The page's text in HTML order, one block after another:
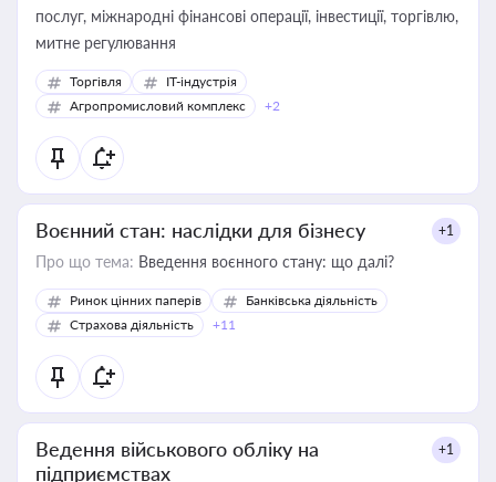
послуг, міжнародні фінансові операції, інвестиції, торгівлю,
митне регулювання
Торгівля
IT-індустрія
Агропромисловий комплекс
+2
Воєнний стан: наслідки для бізнесу +1
Про що тема: Введення воєнного стану: що далі?
Ринок цінних паперів
Банківська діяльність
Страхова діяльність
+11
Ведення військового обліку на
підприємствах
+1